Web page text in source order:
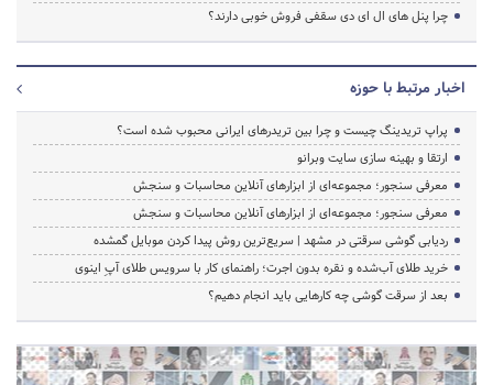
چرا پنل های ال ای دی سقفی فروش خوبی دارند؟
اخبار مرتبط با حوزه
پراپ تریدینگ چیست و چرا بین تریدرهای ایرانی محبوب شده است؟
ارتقا و بهینه سازی سایت وبرانو
معرفی سنجور؛ مجموعه‌ای از ابزارهای آنلاین محاسبات و سنجش
معرفی سنجور؛ مجموعه‌ای از ابزارهای آنلاین محاسبات و سنجش
ردیابی گوشی سرقتی در مشهد | سریع‌ترین روش پیدا کردن موبایل گمشده
خرید طلای آب‌شده و نقره بدون اجرت؛ راهنمای کار با سرویس طلای آپِ اینوی
بعد از سرقت گوشی چه کارهایی باید انجام دهیم؟